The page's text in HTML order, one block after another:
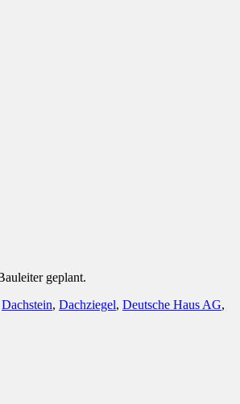
geplant.
Dachstein, Dachziegel, Deutsche Haus AG,